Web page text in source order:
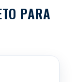
PARA